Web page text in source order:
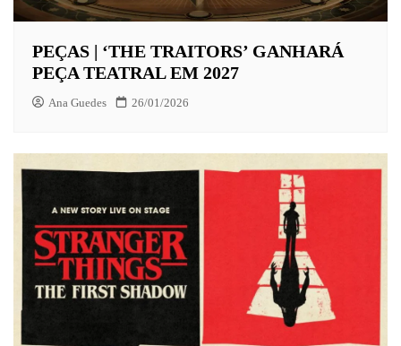
PEÇAS | ‘THE TRAITORS’ GANHARÁ
PEÇA TEATRAL EM 2027
Ana Guedes 26/01/2026